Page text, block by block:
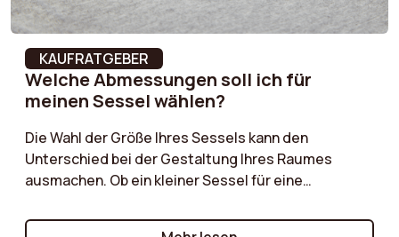
Sitzhöhe 43 cm
Breite
Stil
Tiefe
Stoffzusammensetzung 100% Polyester
Raumgewicht der
KAUFRATGEBER
Welche Abmessungen soll ich für
meinen Sessel wählen?
Die Wahl der Größe Ihres Sessels kann den
Unterschied bei der Gestaltung Ihres Raumes
ausmachen. Ob ein kleiner Sessel für eine
geräumiges Wohnzimmer, unser Einkaufsführer hilft